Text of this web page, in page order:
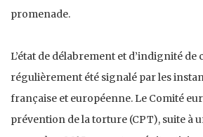
promenade.
L’état de délabrement et d’indignité de
régulièrement été signalé par les
française et européenne. Le Comité
prévention de la torture (CPT), suite à